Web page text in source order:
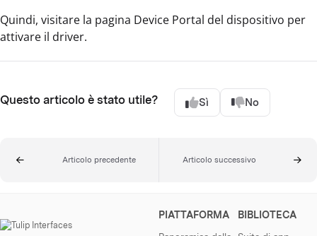
Quindi, visitare la pagina Device Portal del dispositivo per
attivare il driver.
Questo articolo è stato utile? Sì No
Articolo precedente Articolo successivo
PIATTAFORMA
BIBLIOTECA